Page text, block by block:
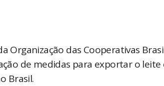
Organização das Cooperativas
de medidas para exportar o leite
Brasil.